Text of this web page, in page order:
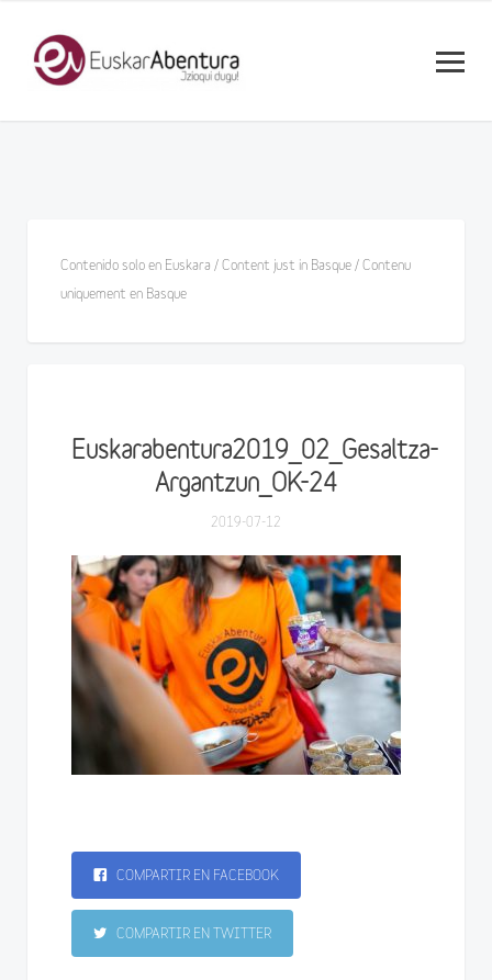
Contenido solo en Euskara / Content just in Basque / Contenu
uniquement en Basque
Euskarabentura2019_02_Gesaltza-
Argantzun_OK-24
2019-07-12
COMPARTIR EN FACEBOOK
COMPARTIR EN TWITTER